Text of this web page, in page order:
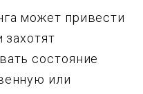
может привести
захотят
состояние
или